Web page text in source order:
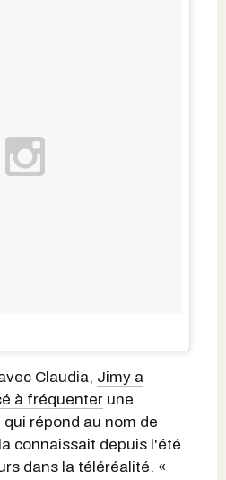
Claudia, Jimy a
à fréquenter une
répond au nom de
connaissait depuis l'été
dans la téléréalité. «